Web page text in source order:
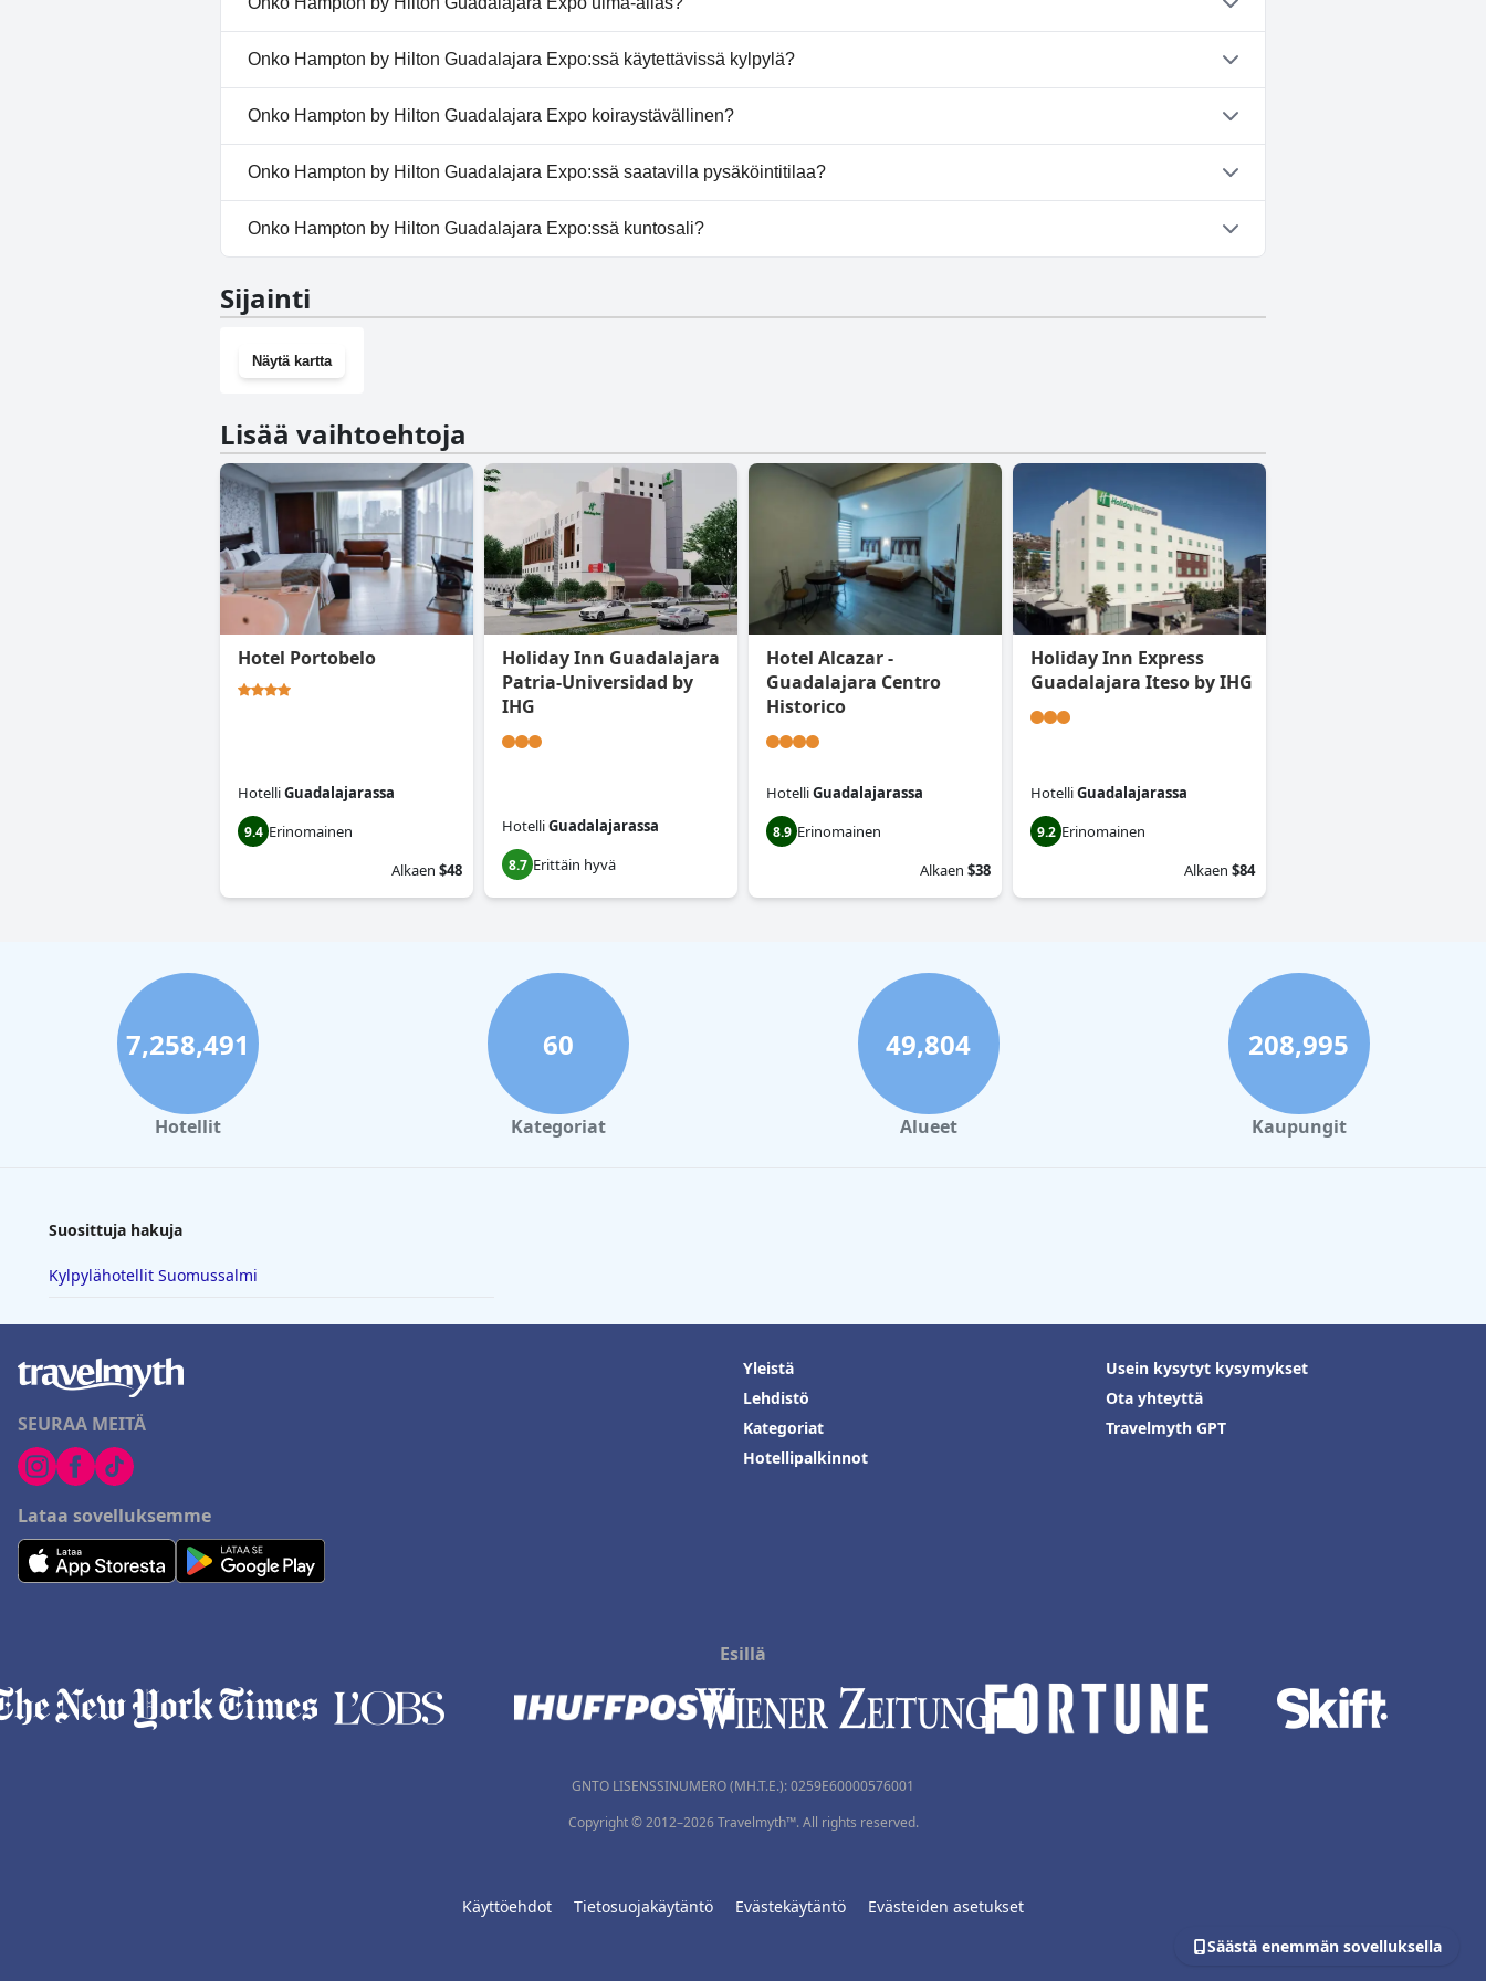
Ei, Hampton by Hilton Guadalajara Expo ei ole uima-allasta.
Onko Hampton by Hilton Guadalajara Expo:ssä käytettävissä kylpylä?
Ei, Hampton by Hilton Guadalajara Expo ei tarjoa kylpylää.
Onko Hampton by Hilton Guadalajara Expo koiraystävällinen?
Ei, Hampton by Hilton Guadalajara Expo ei salli koiria.
Onko Hampton by Hilton Guadalajara Expo:ssä saatavilla pysäköintitilaa?
Kyllä, Hampton by Hilton Guadalajara Expo tarjoaa pysäköintimahdollisuuden.
Onko Hampton by Hilton Guadalajara Expo:ssä kuntosali?
Sijainti
Näytä kartta
Lisää vaihtoehtoja
Hotel Portobelo
HotelliGuadalajarassa
9.4 Erinomainen
Alkaen $48
Holiday Inn Guadalajara
Patria-Universidad by
IHG
HotelliGuadalajarassa
8.7 Erittäin hyvä
Hotel Alcazar -
Guadalajara Centro
Historico
HotelliGuadalajarassa
8.9 Erinomainen
Alkaen $38
Holiday Inn Express
Guadalajara Iteso by IHG
HotelliGuadalajarassa
9.2 Erinomainen
Alkaen $84
7,258,491
Hotellit
60
Kategoriat
49,804
Alueet
208,995
Kaupungit
Suosittuja hakuja
Kylpylähotellit Suomussalmi
SEURAA MEITÄ
Lataa sovelluksemme
Yleistä
Lehdistö
Kategoriat
Hotellipalkinnot
Usein kysytyt kysymykset
Ota yhteyttä
Travelmyth GPT
Esillä
GNTO LISENSSINUMERO (MH.T.E.): 0259Ε60000576001
Copyright © 2012–2026 Travelmyth™. All rights reserved.
Käyttöehdot Tietosuojakäytäntö Evästekäytäntö
Evästeiden asetukset
Säästä enemmän sovelluksella